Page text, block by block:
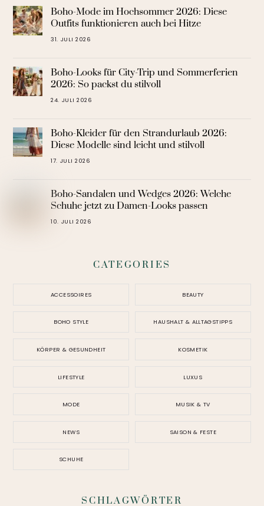
Boho-Mode im Hochsommer 2026: Diese
Outfits funktionieren auch bei Hitze
31. JULI 2026
Boho-Looks für City-Trip und Sommerferien
2026: So packst du stilvoll
24. JULI 2026
Boho-Kleider für den Strandurlaub 2026:
Diese Modelle sind leicht und stilvoll
17. JULI 2026
Boho-Sandalen und Wedges 2026: Welche
Schuhe jetzt zu Damen-Looks passen
10. JULI 2026
CATEGORIES
ACCESSOIRES BEAUTY
BOHO STYLE HAUSHALT & ALLTAGSTIPPS
KÖRPER & GESUNDHEIT KOSMETIK
LIFESTYLE LUXUS
MODE MUSIK & TV
NEWS SAISON & FESTE
SCHUHE
SCHLAGWÖRTER